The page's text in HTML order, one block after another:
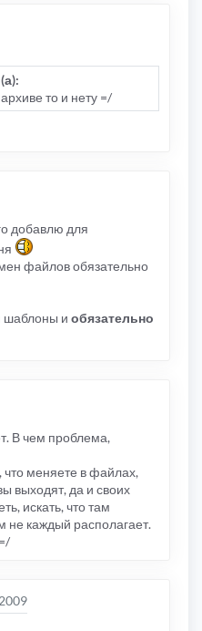
то и нету =/
добавлю для
файлов обязательно
шаблоны и обязательно
В чем проблема,
меняете в файлах,
выходят, да и своих
искать, что там
не каждый располагает.